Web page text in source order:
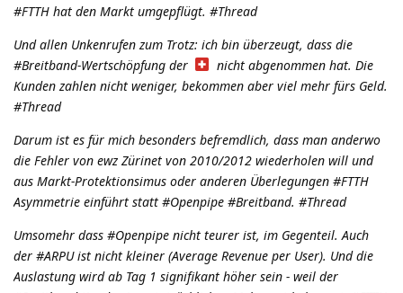
#FTTH hat den Markt umgepflügt. #Thread
Und allen Unkenrufen zum Trotz: ich bin überzeugt, dass die
#Breitband-Wertschöpfung der
nicht abgenommen hat. Die
Kunden zahlen nicht weniger, bekommen aber viel mehr fürs Geld.
#Thread
Darum ist es für mich besonders befremdlich, dass man anderwo
die Fehler von ewz Zürinet von 2010/2012 wiederholen will und
aus Markt-Protektionsimus oder anderen Überlegungen #FTTH
Asymmetrie einführt statt #Openpipe #Breitband. #Thread
Umsomehr dass #Openpipe nicht teurer ist, im Gegenteil. Auch
der #ARPU ist nicht kleiner (Average Revenue per User). Und die
Auslastung wird ab Tag 1 signifikant höher sein - weil der